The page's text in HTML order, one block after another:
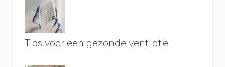
Tips voor een gezonde ventilatie!